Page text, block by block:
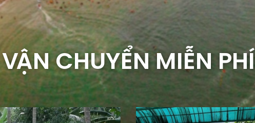
VẬN CHUYỂN MIỄN PHÍ